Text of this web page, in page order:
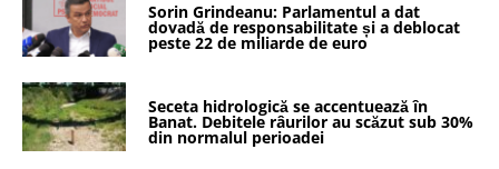
Sorin Grindeanu: Parlamentul a dat
dovadă de responsabilitate și a deblocat
peste 22 de miliarde de euro
Seceta hidrologică se accentuează în
Banat. Debitele râurilor au scăzut sub 30%
din normalul perioadei